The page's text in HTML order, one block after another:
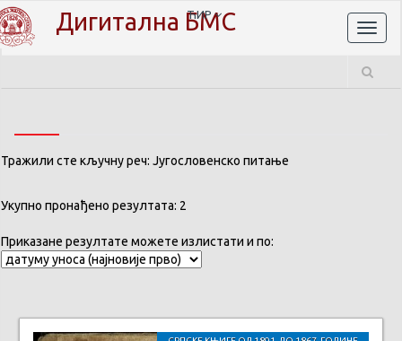
Дигитална БМС
ЋИР
Тражили сте кључну реч: Југословенско питање
Укупно пронађено резултата: 2
Приказане резултате можете излистати и по: